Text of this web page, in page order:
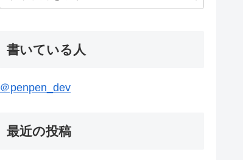
書いている人
＠penpen_dev
最近の投稿